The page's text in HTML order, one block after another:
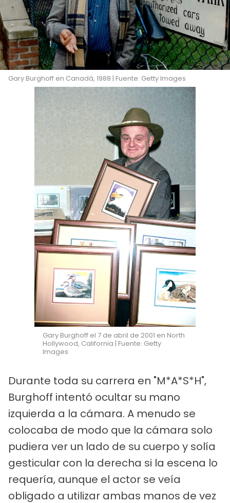
Gary Burghoff en Canadá, 1988 | Fuente: Getty Images
Gary Burghoff el 7 de abril de 2001 en North
Hollywood, California | Fuente: Getty
Images
Durante toda su carrera en "M*A*S*H",
Burghoff intentó ocultar su mano
izquierda a la cámara. A menudo se
colocaba de modo que la cámara solo
pudiera ver un lado de su cuerpo y solía
gesticular con la derecha si la escena lo
requería, aunque el actor se veía
obligado a utilizar ambas manos de vez